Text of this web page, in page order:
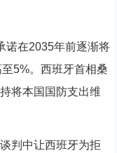
在2035年前逐渐将
5%。西班牙首相桑
将本国国防支出维
判中让西班牙为拒